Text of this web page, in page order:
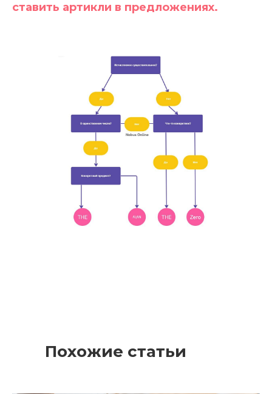
ставить артикли в предложениях.
Похожие статьи